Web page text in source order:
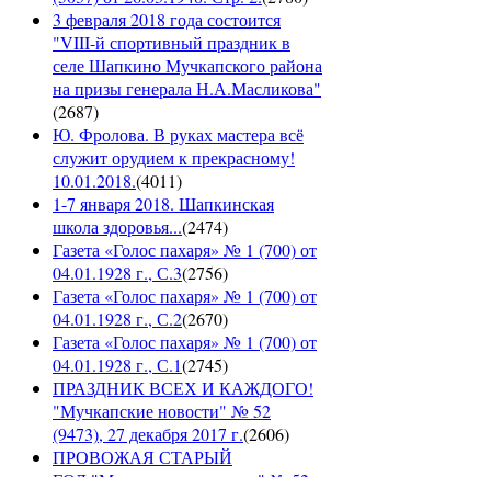
3 февраля 2018 года состоится
"VIII-й спортивный праздник в
селе Шапкино Мучкапского района
на призы генерала Н.А.Масликова"
(2687)
Ю. Фролова. В руках мастера всё
служит орудием к прекрасному!
10.01.2018.(4011)
1-7 января 2018. Шапкинская
школа здоровья...(2474)
Газета «Голос пахаря» № 1 (700) от
04.01.1928 г., С.3(2756)
Газета «Голос пахаря» № 1 (700) от
04.01.1928 г., С.2(2670)
Газета «Голос пахаря» № 1 (700) от
04.01.1928 г., С.1(2745)
ПРАЗДНИК ВСЕХ И КАЖДОГО!
"Мучкапские новости" № 52
(9473), 27 декабря 2017 г.(2606)
ПРОВОЖАЯ СТАРЫЙ